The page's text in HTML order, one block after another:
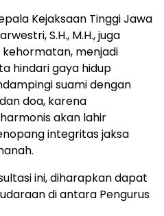
Kejaksaan Tinggi Jawa
S.H., M.H., juga
menjadi
hindari gaya hidup
suami dengan
doa, karena
akan lahir
integritas jaksa
ini, diharapkan dapat
di antara Pengurus